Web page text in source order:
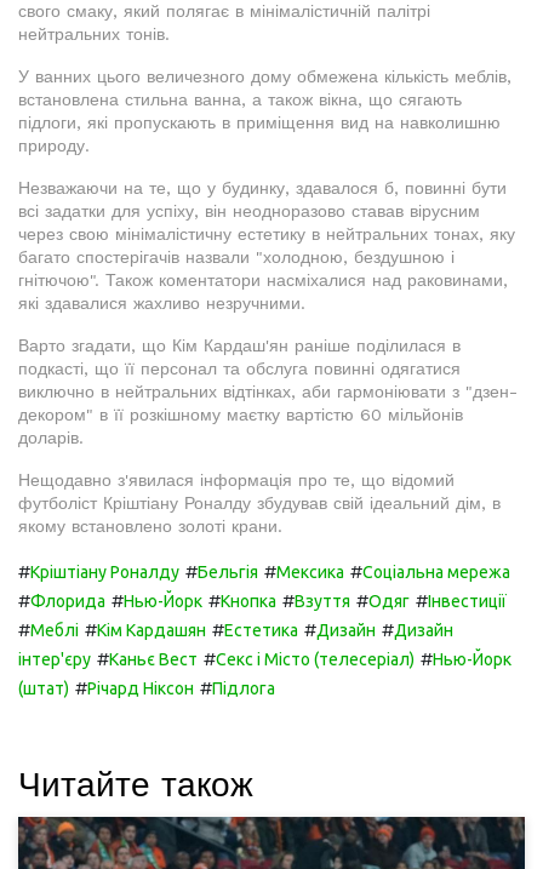
свого смаку, який полягає в мінімалістичній палітрі
нейтральних тонів.
У ванних цього величезного дому обмежена кількість меблів,
встановлена стильна ванна, а також вікна, що сягають
підлоги, які пропускають в приміщення вид на навколишню
природу.
Незважаючи на те, що у будинку, здавалося б, повинні бути
всі задатки для успіху, він неодноразово ставав вірусним
через свою мінімалістичну естетику в нейтральних тонах, яку
багато спостерігачів назвали "холодною, бездушною і
гнітючою". Також коментатори насміхалися над раковинами,
які здавалися жахливо незручними.
Варто згадати, що Кім Кардаш'ян раніше поділилася в
подкасті, що її персонал та обслуга повинні одягатися
виключно в нейтральних відтінках, аби гармоніювати з "дзен-
декором" в її розкішному маєтку вартістю 60 мільйонів
доларів.
Нещодавно з'явилася інформація про те, що відомий
футболіст Кріштіану Роналду збудував свій ідеальний дім, в
якому встановлено золоті крани.
#Кріштіану Роналду #Бельгія #Мексика #Соціальна мережа
#Флорида #Нью-Йорк #Кнопка #Взуття #Одяг #Інвестиції
#Меблі #Кім Кардашян #Естетика #Дизайн #Дизайн
інтер'єру #Каньє Вест #Секс і Місто (телесеріал) #Нью-Йорк
(штат) #Річард Ніксон #Підлога
Читайте також